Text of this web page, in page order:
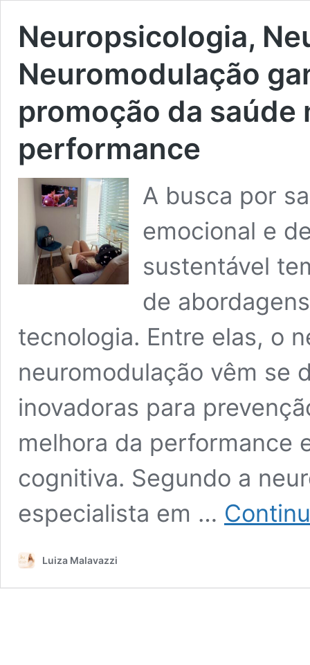
Neuropsicologia,
Neuromodulação
promoção da saúde
performance
A busca por
emocional e
sustentável
de
tecnologia. Entre elas, o
neuromodulação vêm se
inovadoras para
melhora da performance
cognitiva. Segundo a
especialista em …
Luiza Malavazzi